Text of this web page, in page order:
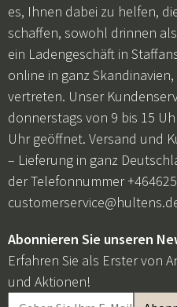
es, Ihnen dabei zu helfen,
schaffen, sowohl drinnen
ein Ladengeschäft in
online in ganz
vertreten. Unser
donnerstags von 9 bis 15
Uhr geöffnet. Versand und
– Lieferung in ganz
der Telefonnummer
Abonnieren Sie unseren
Erfahren Sie als Erster von
und Aktionen!